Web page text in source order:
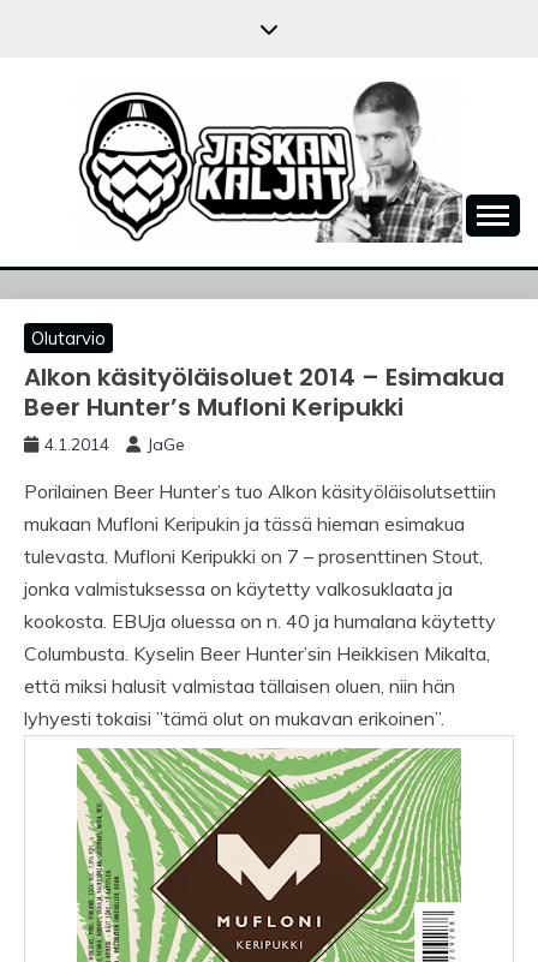
JASKANKALJAT
Olutarvio
Alkon käsityöläisoluet 2014 – Esimakua
Beer Hunter’s Mufloni Keripukki
4.1.2014 JaGe
Porilainen Beer Hunter’s tuo Alkon käsityöläisolutsettiin
mukaan Mufloni Keripukin ja tässä hieman esimakua
tulevasta. Mufloni Keripukki on 7 – prosenttinen Stout,
jonka valmistuksessa on käytetty valkosuklaata ja
kookosta. EBUja oluessa on n. 40 ja humalana käytetty
Columbusta. Kyselin Beer Hunter’sin Heikkisen Mikalta,
että miksi halusit valmistaa tällaisen oluen, niin hän
lyhyesti tokaisi ”tämä olut on mukavan erikoinen”.